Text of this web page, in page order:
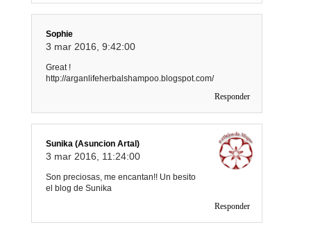
Sophie
3 mar 2016, 9:42:00
Great !
http://arganlifeherbalshampoo.blogspot.com/
Responder
Sunika (Asuncion Artal)
3 mar 2016, 11:24:00
Son preciosas, me encantan!! Un besito
el blog de Sunika
Responder